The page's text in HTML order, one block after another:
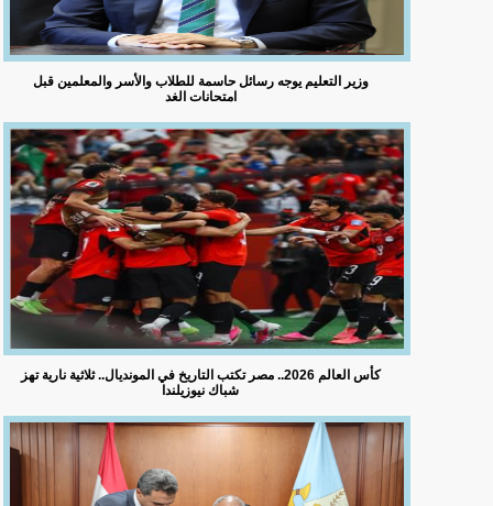
وزير التعليم يوجه رسائل حاسمة للطلاب والأسر والمعلمين قبل
امتحانات الغد
كأس العالم 2026.. مصر تكتب التاريخ في المونديال.. ثلاثية نارية تهز
شباك نيوزيلندا